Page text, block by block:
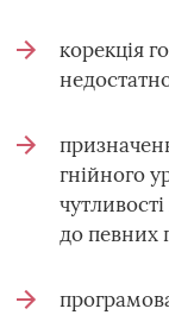
корекція
гнійного
до певних